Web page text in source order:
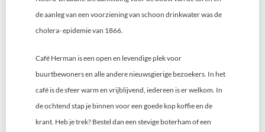
de aanleg van een voorziening van schoon drinkwater was de
cholera- epidemie van 1866.
Café Herman is een open en levendige plek voor
buurtbewoners en alle andere nieuwsgierige bezoekers. In het
café is de sfeer warm en vrijblijvend, iedereen is er welkom. In
de ochtend stap je binnen voor een goede kop koffie en de
krant. Heb je trek? Bestel dan een stevige boterham of een